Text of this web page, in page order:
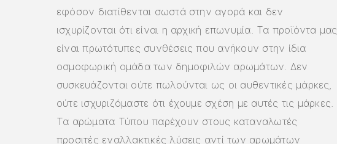
εφόσον διατίθενται σωστά στην αγορά και δεν
ισχυρίζονται ότι είναι η αρχική επωνυμία. Τα προϊόντα μας
είναι πρωτότυπες συνθέσεις που ανήκουν στην ίδια
οσμοφωρική ομάδα των δημοφιλών αρωμάτων. Δεν
συσκευάζονται ούτε πωλούνται ως οι αυθεντικές μάρκες,
ούτε ισχυριζόμαστε ότι έχουμε σχέση με αυτές τις μάρκες.
Τα αρώματα Τύπου παρέχουν στους καταναλωτές
προσιτές εναλλακτικές λύσεις αντί των αρωμάτων